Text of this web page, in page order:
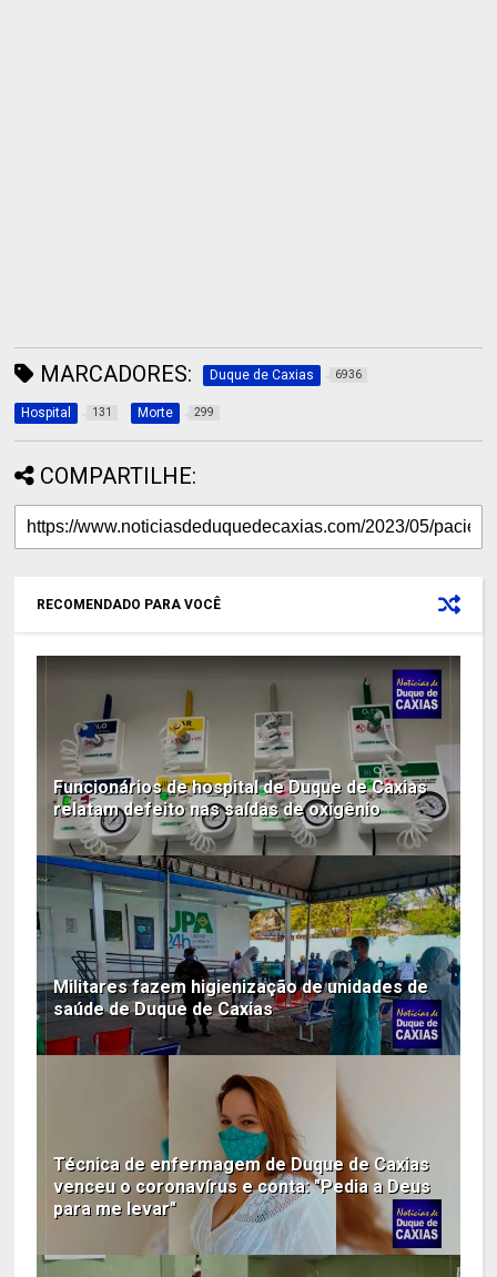
MARCADORES: Duque de Caxias 6936
Hospital 131 Morte 299
COMPARTILHE:
RECOMENDADO PARA VOCÊ
Funcionários de hospital de Duque de Caxias
relatam defeito nas saídas de oxigênio
Militares fazem higienização de unidades de
saúde de Duque de Caxias
Técnica de enfermagem de Duque de Caxias
venceu o coronavírus e conta: "Pedia a Deus
para me levar"